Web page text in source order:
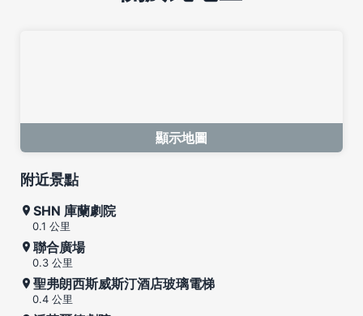
顯示地圖
附近景點
SHN 庫蘭劇院
0.1 公里
聯合廣場
0.3 公里
聖弗朗西斯威斯汀酒店玻璃電梯
0.4 公里